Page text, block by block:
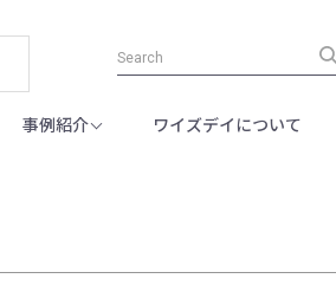
事例紹介 ワイズデイについて